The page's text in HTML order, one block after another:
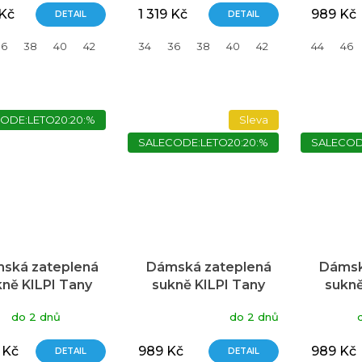
DETAIL
38 40 42 46
1 319 Kč DETAIL
34 36 38 40 42 46
989 Kč
44 46
zateplená
KILPI Tany
do 2 dnů
Kč DETAIL
Sleva
SALECODE:LETO20:20:%
Dámská zateplená
sukně KILPI Tany
produktu
do 2 dnů
989 Kč DETAIL 989 Kč